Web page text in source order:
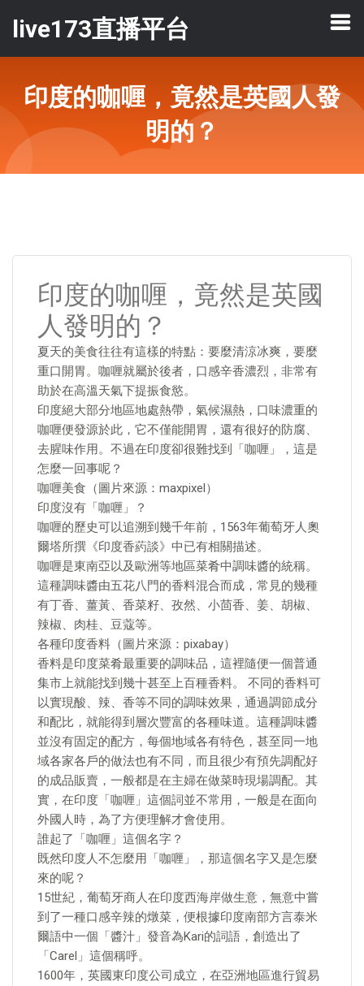
live173直播平台
印度的咖喱，竟然是英國人發
明的？
印度的咖喱，竟然是英國
人發明的？
夏天的美食往往有這樣的特點：要麼清涼冰爽，要麼
重口開胃。咖喱就屬於後者，口感辛香濃烈，非常有
助於在高溫天氣下提振食慾。
印度絕大部分地區地處熱帶，氣候濕熱，口味濃重的
咖喱便發源於此，它不僅能開胃，還有很好的防腐、
去腥味作用。不過在印度卻很難找到「咖喱」，這是
怎麼一回事呢？
咖喱美食（圖片來源：maxpixel）
印度沒有「咖喱」？
咖喱的歷史可以追溯到幾千年前，1563年葡萄牙人奧
爾塔所撰《印度香葯談》中已有相關描述。
咖喱是東南亞以及歐洲等地區菜肴中調味醬的統稱。
這種調味醬由五花八門的香料混合而成，常見的幾種
有丁香、薑黃、香菜籽、孜然、小茴香、姜、胡椒、
辣椒、肉桂、豆蔻等。
各種印度香料（圖片來源：pixabay）
香料是印度菜肴最重要的調味品，這裡隨便一個普通
集市上就能找到幾十甚至上百種香料。 不同的香料可
以實現酸、辣、香等不同的調味效果，通過調節成分
和配比，就能得到層次豐富的各種味道。這種調味醬
並沒有固定的配方，每個地域各有特色，甚至同一地
域各家各戶的做法也有不同，而且很少有預先調配好
的成品販賣，一般都是在主婦在做菜時現場調配。其
實，在印度「咖喱」這個詞並不常用，一般是在面向
外國人時，為了方便理解才會使用。
誰起了「咖喱」這個名字？
既然印度人不怎麼用「咖喱」，那這個名字又是怎麼
來的呢？
15世紀，葡萄牙商人在印度西海岸做生意，無意中嘗
到了一種口感辛辣的燉菜，便根據印度南部方言泰米
爾語中一個「醬汁」發音為Kari的詞語，創造出了
「Carel」這個稱呼。
1600年，英國東印度公司成立，在亞洲地區進行貿易